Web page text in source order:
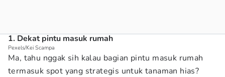
1. Dekat pintu masuk rumah
Pexels/Kei Scampa
Ma, tahu nggak sih kalau bagian pintu masuk rumah
termasuk spot yang strategis untuk tanaman hias?